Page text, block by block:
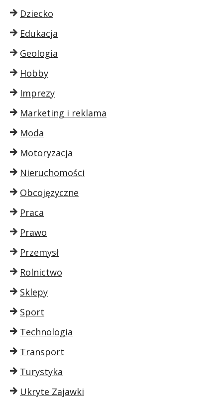
Dziecko
Edukacja
Geologia
Hobby
Imprezy
Marketing i reklama
Moda
Motoryzacja
Nieruchomości
Obcojęzyczne
Praca
Prawo
Przemysł
Rolnictwo
Sklepy
Sport
Technologia
Transport
Turystyka
Ukryte Zajawki